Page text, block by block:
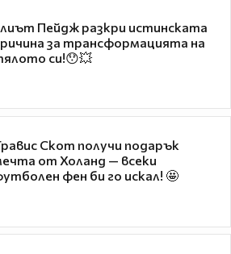
Пейдж разкри истинската
за трансформацията на
си!😯💥
Скот получи подарък
от Холанд — всеки
фен би го искал! 🤩